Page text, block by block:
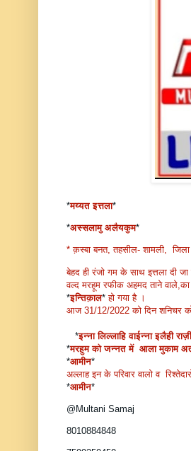
*मय्यत इत्तला*
*अस्सलामु अलैयकुम*
* क़स्बा बनत, तहसील- शामली,
बेहद ही रंजो गम के साथ इत्तला दी
वल्द मरहूम रफीक अहमद ताने
*इन्तिक़ाल* हो गया है ।
आज 31/12/2022 को दिन शनिचर
*इन्ना लिल्लाहि वाईन्ना इलैही
*मरहुम को जन्नत में आला मुकाम
*आमीन*
अल्लाह इन के परिवार वालो व
*आमीन*
@Multani Samaj
8010884848